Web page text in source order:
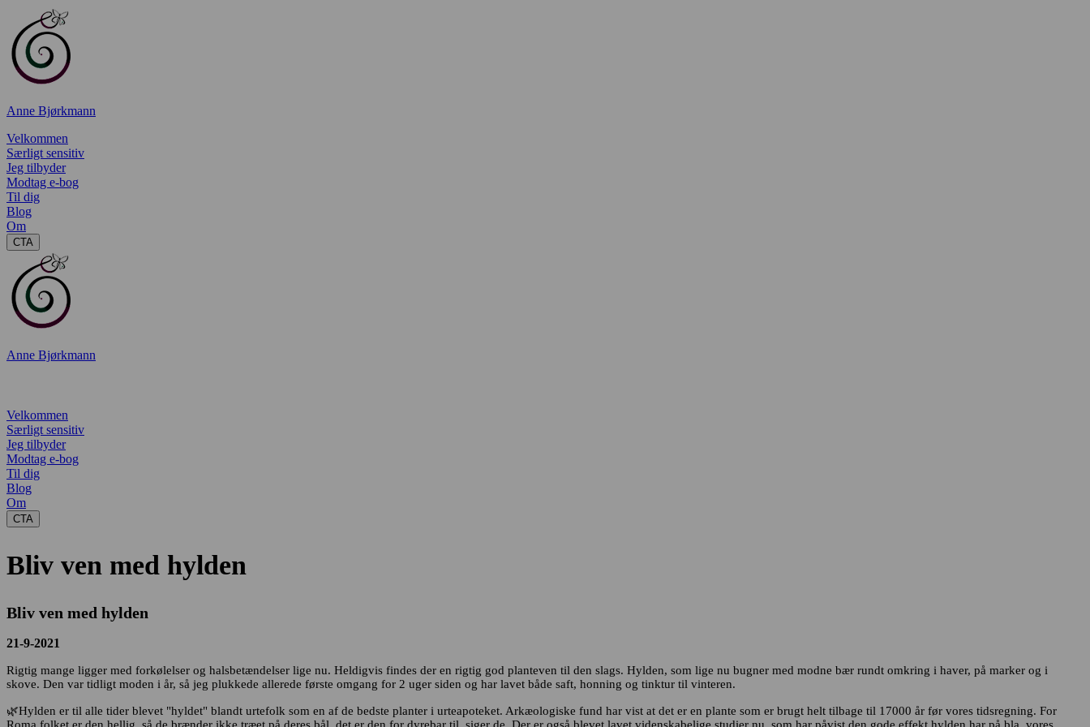
Anne Bjørkmann
Velkommen
Særligt sensitiv
Jeg tilbyder
Modtag e-bog
Til dig
Blog
Om
CTA
Anne Bjørkmann
Velkommen
Særligt sensitiv
Jeg tilbyder
Modtag e-bog
Til dig
Blog
Om
CTA
Bliv ven med hylden
Bliv ven med hylden
21-9-2021
Rigtig mange ligger med forkølelser og halsbetændelser lige nu. Heldigvis findes der en rigtig god planteven til den slags. Hylden, som lige nu bugner med modne bær rundt omkring i haver, på marker og i
skove. Den var tidligt moden i år, så jeg plukkede allerede første omgang for 2 uger siden og har lavet både saft, honning og tinktur til vinteren.
🌿Hylden er til alle tider blevet "hyldet" blandt urtefolk som en af de bedste planter i urteapoteket. Arkæologiske fund har vist at det er en plante som er brugt helt tilbage til 17000 år før vores tidsregning. For